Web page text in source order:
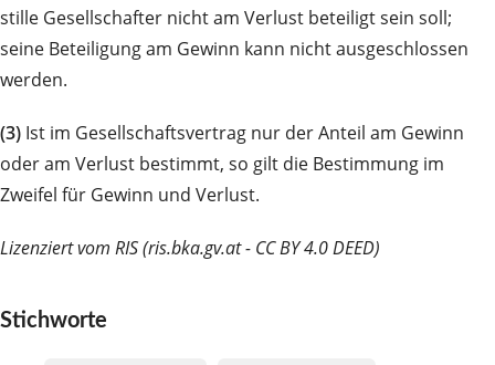
stille Gesellschafter nicht am Verlust beteiligt sein soll;
seine Beteiligung am Gewinn kann nicht ausgeschlossen
werden.
(3) Ist im Gesellschaftsvertrag nur der Anteil am Gewinn
oder am Verlust bestimmt, so gilt die Bestimmung im
Zweifel für Gewinn und Verlust.
Lizenziert vom RIS (ris.bka.gv.at - CC BY 4.0 DEED)
Stichworte